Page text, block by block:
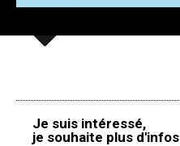
Je suis intéressé,
je souhaite plus d'infos